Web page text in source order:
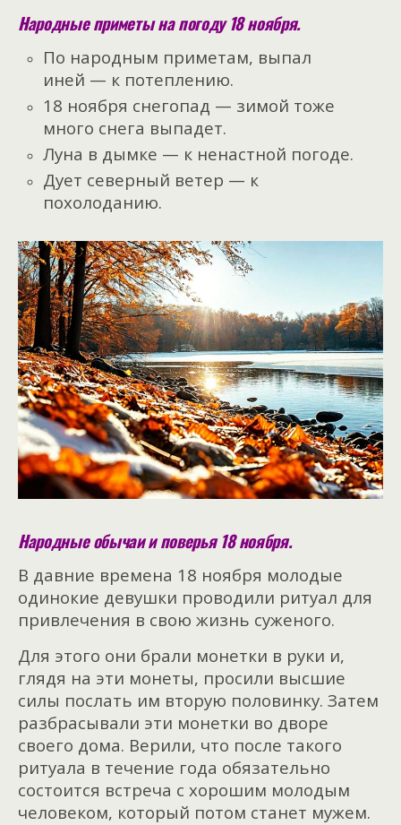
Народные приметы на погоду 18 ноября.
По народным приметам, выпал
иней — к потеплению.
18 ноября снегопад — зимой тоже
много снега выпадет.
Луна в дымке — к ненастной погоде.
Дует северный ветер — к
похолоданию.
Народные обычаи и поверья 18 ноября.
В давние времена 18 ноября молодые
одинокие девушки проводили ритуал для
привлечения в свою жизнь суженого.
Для этого они брали монетки в руки и,
глядя на эти монеты, просили высшие
силы послать им вторую половинку. Затем
разбрасывали эти монетки во дворе
своего дома. Верили, что после такого
ритуала в течение года обязательно
состоится встреча с хорошим молодым
человеком, который потом станет мужем.